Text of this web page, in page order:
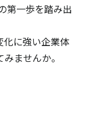
第一歩を踏み出
化に強い企業体
ませんか。